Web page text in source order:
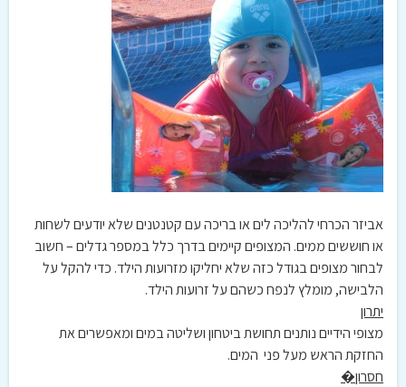
אביזר הכרחי להליכה לים או בריכה עם קטנטנים שלא יודעים לשחות
או חוששים ממים. המצופים קיימים בדרך כלל במספר גדלים – חשוב
לבחור מצופים בגודל כזה שלא יחליקו מזרועות הילד. כדי להקל על
הלבישה, מומלץ לנפח כשהם על זרועות הילד.
יתרון
מצופי הידיים נותנים תחושת ביטחון ושליטה במים ומאפשרים את
החזקת הראש מעל פני המים.
חסרון�